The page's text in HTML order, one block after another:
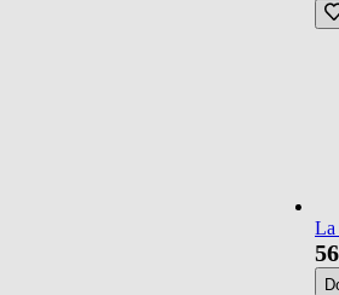
La
56